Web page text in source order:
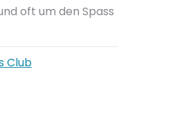
oft um den Spass
Club